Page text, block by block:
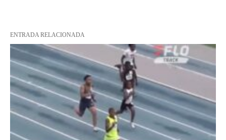
ENTRADA RELACIONADA